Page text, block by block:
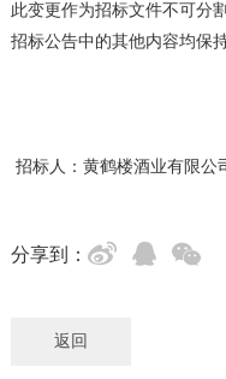
此变更作为招标文件不可分
招标公告中的其他内容均保持
招标人：黄鹤楼酒业有限公
2019年8
分享到：
返回